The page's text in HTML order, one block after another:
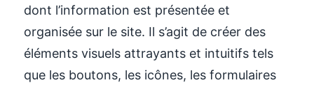
dont l’information est présentée et
organisée sur le site. Il s’agit de créer des
éléments visuels attrayants et intuitifs tels
que les boutons, les icônes, les formulaires